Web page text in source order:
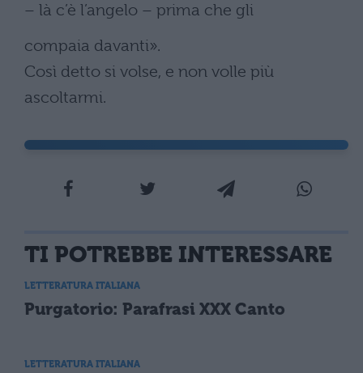
– là c’è l’angelo – prima che gli
compaia davanti».
Così detto si volse, e non volle più
ascoltarmi.
TI POTREBBE INTERESSARE
LETTERATURA ITALIANA
Purgatorio: Parafrasi XXX Canto
LETTERATURA ITALIANA